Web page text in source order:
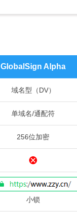
GlobalSign Alpha
域名型（DV）
单域名/通配符
256位加密
小锁